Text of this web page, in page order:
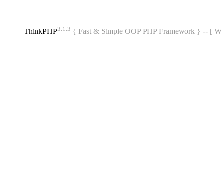
ThinkPHP3.1.3 { Fast & Simple OOP PHP Framework } -- [